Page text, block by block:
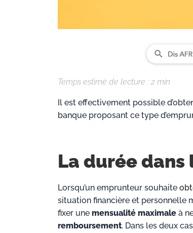
Temps estimé de lecture : 2 min
Il est effectivement possible
banque proposant ce type
La durée
Lorsqu’un emprunteur souhaite
situation financière et personnelle
fixer une mensualité maximale à
remboursement. Dans les deux